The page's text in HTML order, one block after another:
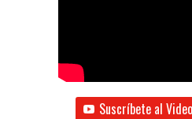
Suscríbete al